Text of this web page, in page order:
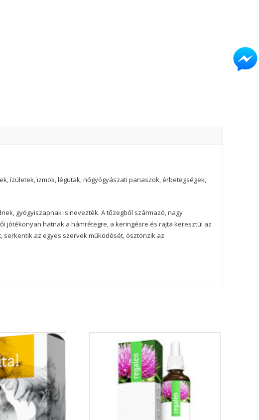
ízületek, izmok, légutak, nőgyógyászati panaszok, érbetegségek,
gyógyiszapnak is nevezték. A tőzegből származó, nagy
jótékonyan hatnak a hámrétegre, a keringésre és rajta keresztül az
az egyes szervek működését, ösztönzik az